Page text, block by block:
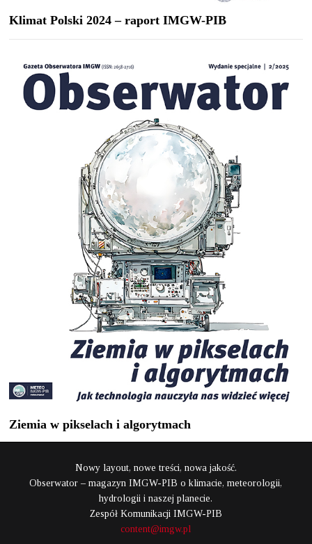
Klimat Polski 2024 – raport IMGW-PIB
Ziemia w pikselach i algorytmach
Nowy layout, nowe treści, nowa jakość.
Obserwator – magazyn IMGW-PIB o klimacie, meteorologii,
hydrologii i naszej planecie.
Zespół Komunikacji IMGW-PIB
content@imgw.pl